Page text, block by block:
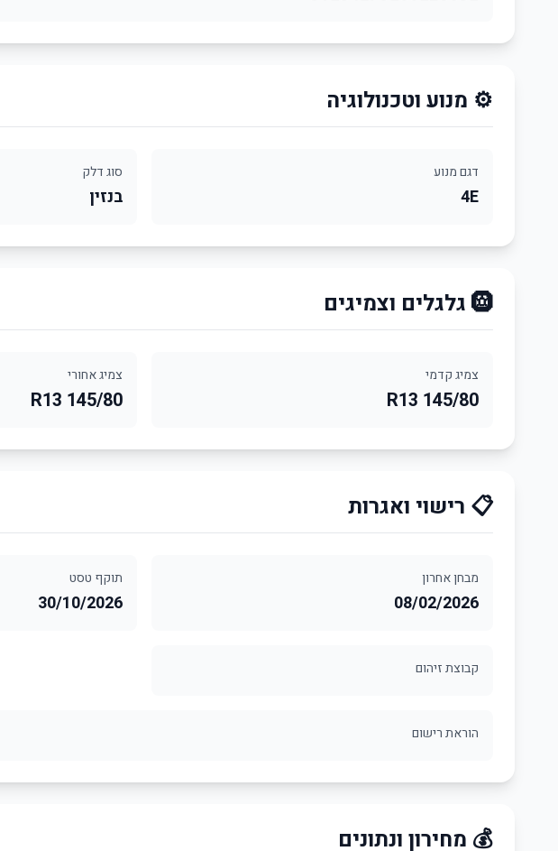
⚙️ מנוע וטכנולוגיה
דגם מנוע
4E
סוג דלק
בנזין
🛞 גלגלים וצמיגים
צמיג קדמי
145/80 R13
צמיג אחורי
145/80 R13
📋 רישוי ואגרות
מבחן אחרון
08/02/2026
תוקף טסט
30/10/2026
קבוצת זיהום
הוראת רישום
💰 מחירון ונתונים